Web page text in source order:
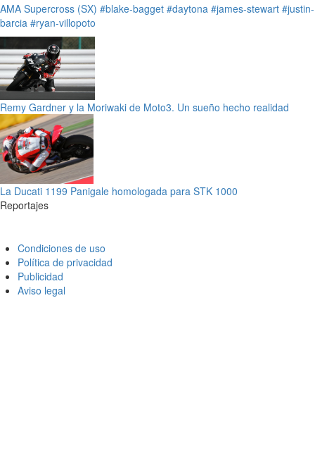
AMA Supercross (SX) #blake-bagget #daytona #james-stewart #justin-
barcia #ryan-villopoto
Remy Gardner y la Moriwaki de Moto3. Un sueño hecho realidad
La Ducati 1199 Panigale homologada para STK 1000
Reportajes
Condiciones de uso
Política de privacidad
Publicidad
Aviso legal